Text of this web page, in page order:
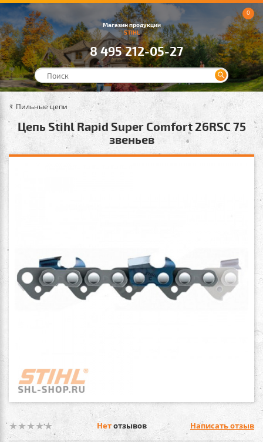
Магазин продукции
STIHL
8 495 212-05-27
0
Пильные цепи
Цепь Stihl Rapid Super Comfort 26RSC 75
звеньев
Нетотзывов Написать отзыв